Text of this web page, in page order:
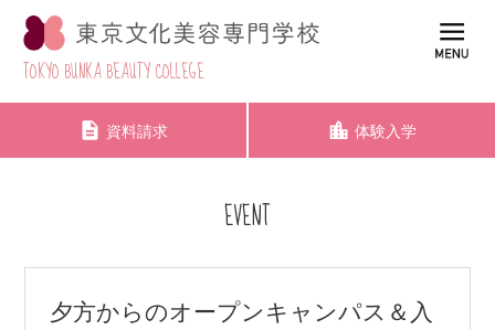
TOKYO BUNKA BEAUTY COLLEGE
資料請求 体験入学
EVENT
夕方からのオープンキャンパス＆入